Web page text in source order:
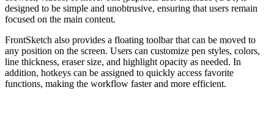
designed to be simple and unobtrusive, ensuring that users remain
focused on the main content.
FrontSketch also provides a floating toolbar that can be moved to
any position on the screen. Users can customize pen styles, colors,
line thickness, eraser size, and highlight opacity as needed. In
addition, hotkeys can be assigned to quickly access favorite
functions, making the workflow faster and more efficient.